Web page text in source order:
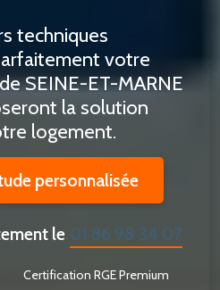
techniques
votre
SEINE-ET-MARNE
la solution
logement.
personnalisée
le 01 86 98 34 07
Certification RGE Premium